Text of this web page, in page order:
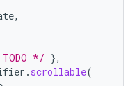
,
*/ },
. scrollable(